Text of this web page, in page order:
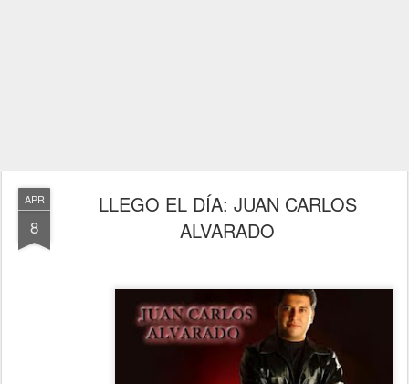
APR
8
LLEGO EL DÍA: JUAN CARLOS
ALVARADO